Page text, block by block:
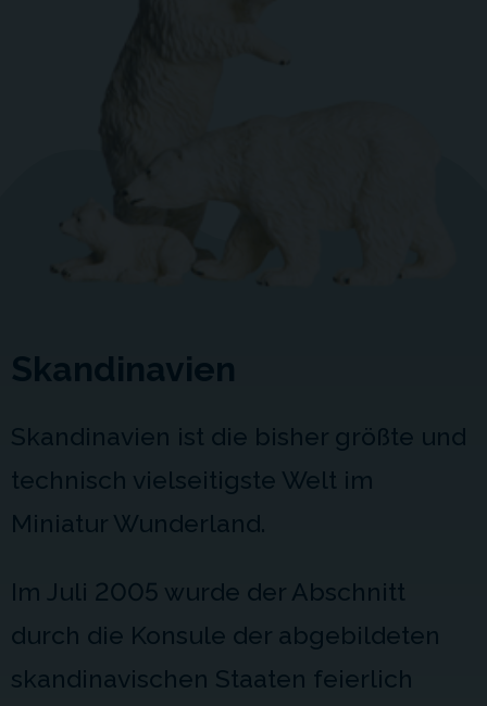
Skandinavien
Skandinavien ist die bisher größte und
technisch vielseitigste Welt im
Miniatur Wunderland.
Im Juli 2005 wurde der Abschnitt
durch die Konsule der abgebildeten
skandinavischen Staaten feierlich